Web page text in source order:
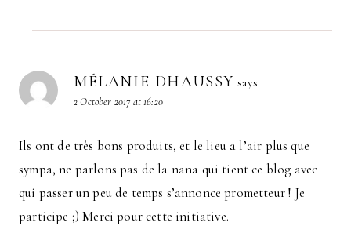
MÉLANIE DHAUSSY says:
2 October 2017 at 16:20
Ils ont de très bons produits, et le lieu a l’air plus que
sympa, ne parlons pas de la nana qui tient ce blog avec
qui passer un peu de temps s’annonce prometteur ! Je
participe ;) Merci pour cette initiative.